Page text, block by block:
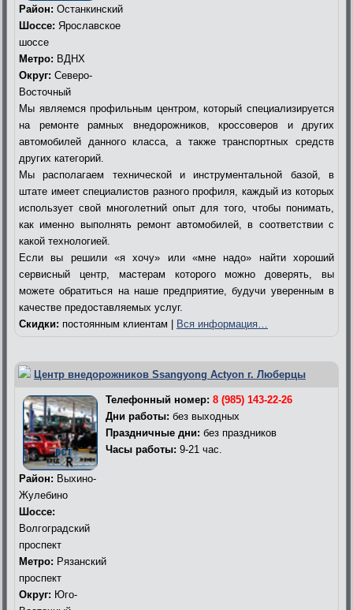
Район: Останкинский
Шоссе: Ярославское
шоссе
Метро: ВДНХ
Округ: Северо-
Восточный
Мы являемся профильным центром, который специализируется
на ремонте рамных внедорожников, кроссоверов и других
автомобилей данного класса, а также транспортных средств
других категорий.
Мы располагаем технической и инструментальной базой, в
штате имеет специалистов разного профиля, каждый из которых
использует свой многолетний опыт для того, чтобы понимать,
как именно выполнять ремонт автомобилей, в соответствии с
какой технологией.
Если вы решили «я хочу» или «мне надо» найти хороший
сервисный центр, мастерам которого можно доверять, вы
можете обратиться на наше предприятие, будучи уверенным в
качестве предоставляемых услуг.
Скидки: постоянным клиентам | Вся информация…
Центр внедорожников Ssangyong Actyon г. Люберцы
Телефонный номер: 8 (985) 143-22-26
Дни работы: без выходных
Праздничные дни: без праздников
Часы работы: 9-21 час.
Район: Выхино-
Жулебино
Шоссе:
Волгоградский
проспект
Метро: Рязанский
проспект
Округ: Юго-